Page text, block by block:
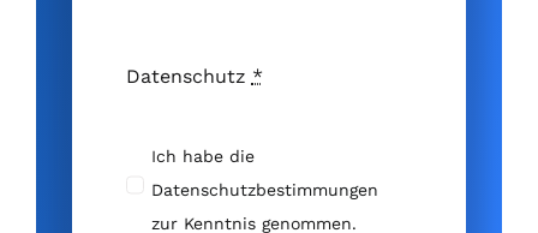
Datenschutz *
Ich habe die
Datenschutzbestimmungen
zur Kenntnis genommen.